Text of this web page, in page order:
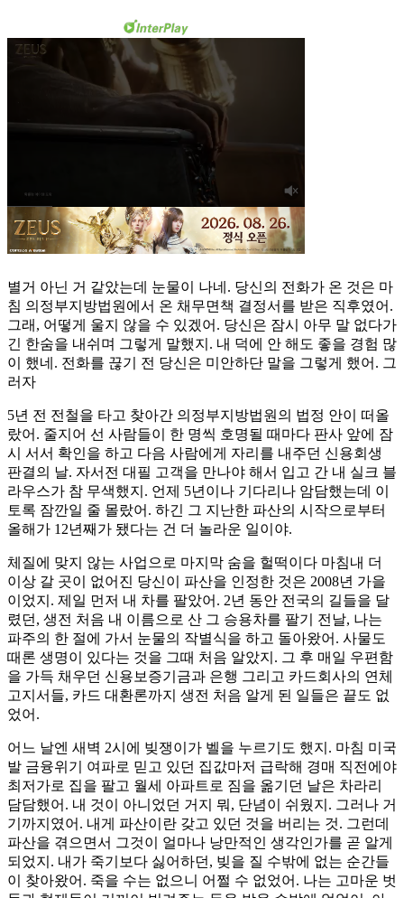
별거 아닌 거 같았는데 눈물이 나네. 당신의 전화가 온 것은 마
침 의정부지방법원에서 온 채무면책 결정서를 받은 직후였어.
그래, 어떻게 울지 않을 수 있겠어. 당신은 잠시 아무 말 없다가
긴 한숨을 내쉬며 그렇게 말했지. 내 덕에 안 해도 좋을 경험 많
이 했네. 전화를 끊기 전 당신은 미안하단 말을 그렇게 했어. 그
러자
5년 전 전철을 타고 찾아간 의정부지방법원의 법정 안이 떠올
랐어. 줄지어 선 사람들이 한 명씩 호명될 때마다 판사 앞에 잠
시 서서 확인을 하고 다음 사람에게 자리를 내주던 신용회생
판결의 날. 자서전 대필 고객을 만나야 해서 입고 간 내 실크 블
라우스가 참 무색했지. 언제 5년이나 기다리나 암담했는데 이
토록 잠깐일 줄 몰랐어. 하긴 그 지난한 파산의 시작으로부터
올해가 12년째가 됐다는 건 더 놀라운 일이야.
체질에 맞지 않는 사업으로 마지막 숨을 헐떡이다 마침내 더
이상 갈 곳이 없어진 당신이 파산을 인정한 것은 2008년 가을
이었지. 제일 먼저 내 차를 팔았어. 2년 동안 전국의 길들을 달
렸던, 생전 처음 내 이름으로 산 그 승용차를 팔기 전날, 나는
파주의 한 절에 가서 눈물의 작별식을 하고 돌아왔어. 사물도
때론 생명이 있다는 것을 그때 처음 알았지. 그 후 매일 우편함
을 가득 채우던 신용보증기금과 은행 그리고 카드회사의 연체
고지서들, 카드 대환론까지 생전 처음 알게 된 일들은 끝도 없
었어.
어느 날엔 새벽 2시에 빚쟁이가 벨을 누르기도 했지. 마침 미국
발 금융위기 여파로 믿고 있던 집값마저 급락해 경매 직전에야
최저가로 집을 팔고 월세 아파트로 짐을 옮기던 날은 차라리
담담했어. 내 것이 아니었던 거지 뭐, 단념이 쉬웠지. 그러나 거
기까지였어. 내게 파산이란 갖고 있던 것을 버리는 것. 그런데
파산을 겪으면서 그것이 얼마나 낭만적인 생각인가를 곧 알게
되었지. 내가 죽기보다 싫어하던, 빚을 질 수밖에 없는 순간들
이 찾아왔어. 죽을 수는 없으니 어쩔 수 없었어. 나는 고마운 벗